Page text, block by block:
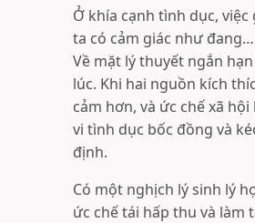
Ở khía cạnh tình dục,
ta có cảm giác như
Về mặt lý thuyết ngắn
lúc. Khi hai nguồn kích
cảm hơn, và ức chế xã
vi tình dục bốc đồng và
định.
Có một nghịch lý sinh lý
ức chế tái hấp thu và